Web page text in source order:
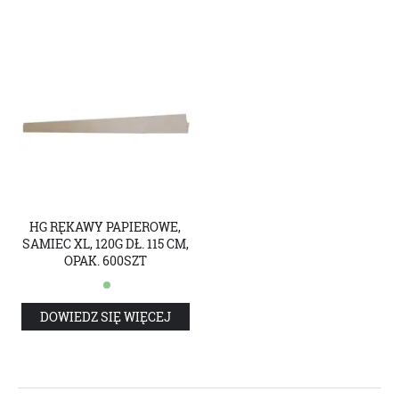
HG RĘKAWY PAPIEROWE,
SAMIEC XL, 120G DŁ. 115 CM,
OPAK. 600SZT
DOWIEDZ SIĘ WIĘCEJ